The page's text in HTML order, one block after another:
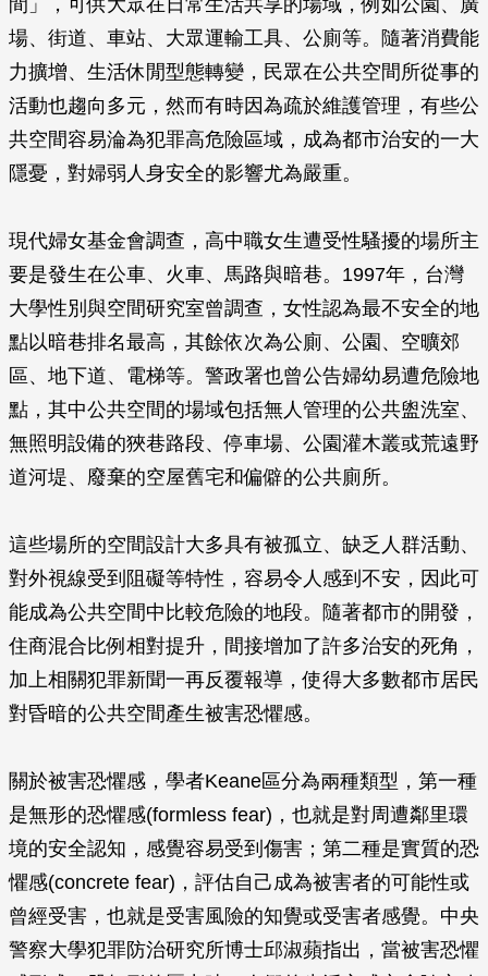
間」，可供大眾在日常生活共享的場域，例如公園、廣
場、街道、車站、大眾運輸工具、公廁等。隨著消費能
力擴增、生活休閒型態轉變，民眾在公共空間所從事的
活動也趨向多元，然而有時因為疏於維護管理，有些公
共空間容易淪為犯罪高危險區域，成為都市治安的一大
隱憂，對婦弱人身安全的影響尤為嚴重。
現代婦女基金會調查，高中職女生遭受性騷擾的場所主
要是發生在公車、火車、馬路與暗巷。1997年，台灣
大學性別與空間研究室曾調查，女性認為最不安全的地
點以暗巷排名最高，其餘依次為公廁、公園、空曠郊
區、地下道、電梯等。警政署也曾公告婦幼易遭危險地
點，其中公共空間的場域包括無人管理的公共盥洗室、
無照明設備的狹巷路段、停車場、公園灌木叢或荒遠野
道河堤、廢棄的空屋舊宅和偏僻的公共廁所。
這些場所的空間設計大多具有被孤立、缺乏人群活動、
對外視線受到阻礙等特性，容易令人感到不安，因此可
能成為公共空間中比較危險的地段。隨著都市的開發，
住商混合比例相對提升，間接增加了許多治安的死角，
加上相關犯罪新聞一再反覆報導，使得大多數都市居民
對昏暗的公共空間產生被害恐懼感。
關於被害恐懼感，學者Keane區分為兩種類型，第一種
是無形的恐懼感(formless fear)，也就是對周遭鄰里環
境的安全認知，感覺容易受到傷害；第二種是實質的恐
懼感(concrete fear)，評估自己成為被害者的可能性或
曾經受害，也就是受害風險的知覺或受害者感覺。中央
警察大學犯罪防治研究所博士邱淑蘋指出，當被害恐懼